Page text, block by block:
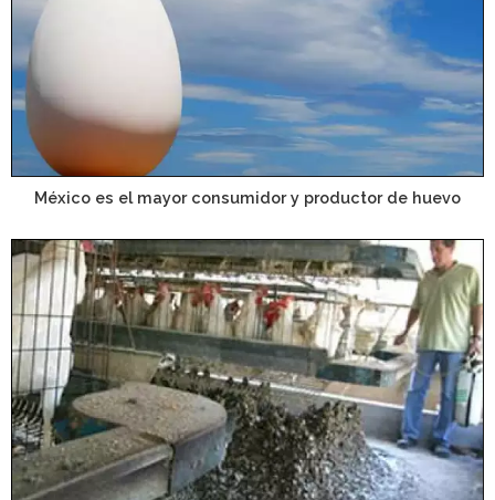
México es el mayor consumidor y productor de huevo